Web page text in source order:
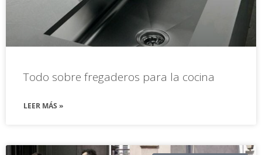
Todo sobre fregaderos para la cocina
LEER MÁS »